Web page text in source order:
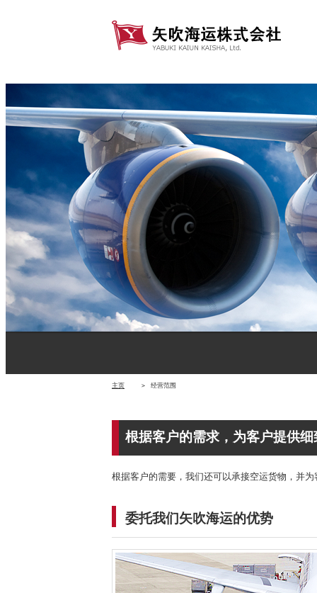
主页 ＞ 经营范围
根据客户的需求，为客户提供细
根据客户的需要，我们还可以承接空运货物，并
委托我们矢吹海运的优势